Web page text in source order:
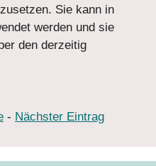
Sie kann in
werden und sie
den derzeitig
- Nächster Eintrag